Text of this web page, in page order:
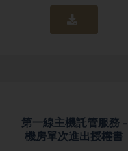
第一線主機託管服務 -
機房單次進出授權書